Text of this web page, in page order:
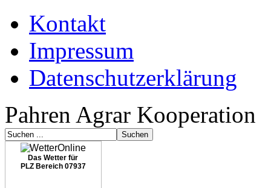
Kontakt
Impressum
Datenschutzerklärung
Pahren Agrar Kooperation
Das Wetter für
PLZ Bereich 07937